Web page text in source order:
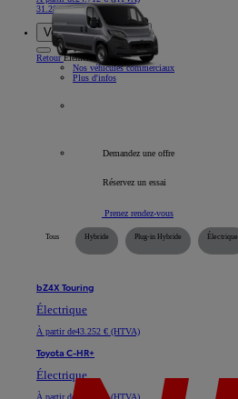
31.282 €
Voitures de société
RetourÉlément
Nos véhicules commerciaux
Plus d'infos
Demandez une offre
Réservez un essai
Prenez rendez-vous
Tous Hybride Plug-in Hybride Électrique
bZ4X Touring
Électrique
À partir de43.252 € (HTVA)
Toyota C-HR+
Électrique
À partir de 35.128 € (HTVA)